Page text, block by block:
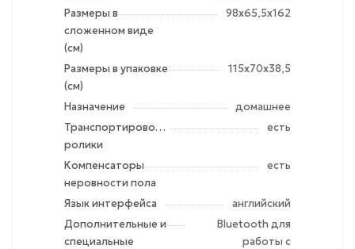
Размеры в
сложенном виде
(см)
98х65,5х162
Размеры в упаковке
(см)
115х70х38,5
Назначение
домашнее
Транспортировочные
ролики
есть
Компенсаторы
неровности пола
есть
Язык интерфейса
английский
Дополнительные и
специальные
Bluetooth для
работы с